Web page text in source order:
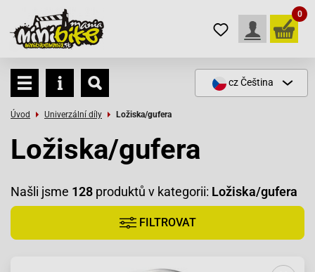
0
czČeština
Úvod Univerzální díly Ložiska/gufera
Ložiska/gufera
Našli jsme 128 produktů v kategorii: Ložiska/gufera
FILTROVAT